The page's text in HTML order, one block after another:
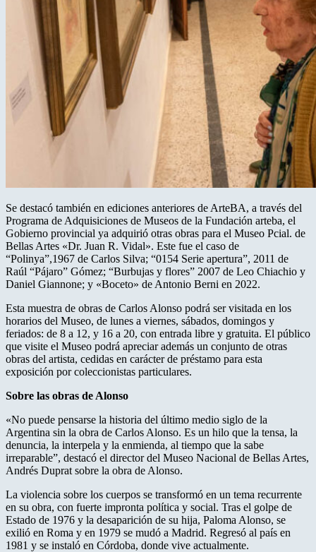
Se destacó también en ediciones anteriores de ArteBA, a través del
Programa de Adquisiciones de Museos de la Fundación arteba, el
Gobierno provincial ya adquirió otras obras para el Museo Pcial. de
Bellas Artes «Dr. Juan R. Vidal». Este fue el caso de
“Polinya”,1967 de Carlos Silva; “0154 Serie apertura”, 2011 de
Raúl “Pájaro” Gómez; “Burbujas y flores” 2007 de Leo Chiachio y
Daniel Giannone; y «Boceto» de Antonio Berni en 2022.
Esta muestra de obras de Carlos Alonso podrá ser visitada en los
horarios del Museo, de lunes a viernes, sábados, domingos y
feriados: de 8 a 12, y 16 a 20, con entrada libre y gratuita. El público
que visite el Museo podrá apreciar además un conjunto de otras
obras del artista, cedidas en carácter de préstamo para esta
exposición por coleccionistas particulares.
Sobre las obras de Alonso
«No puede pensarse la historia del último medio siglo de la
Argentina sin la obra de Carlos Alonso. Es un hilo que la tensa, la
denuncia, la interpela y la enmienda, al tiempo que la sabe
irreparable”, destacó el director del Museo Nacional de Bellas Artes,
Andrés Duprat sobre la obra de Alonso.
La violencia sobre los cuerpos se transformó en un tema recurrente
en su obra, con fuerte impronta política y social. Tras el golpe de
Estado de 1976 y la desaparición de su hija, Paloma Alonso, se
exilió en Roma y en 1979 se mudó a Madrid. Regresó al país en
1981 y se instaló en Córdoba, donde vive actualmente.